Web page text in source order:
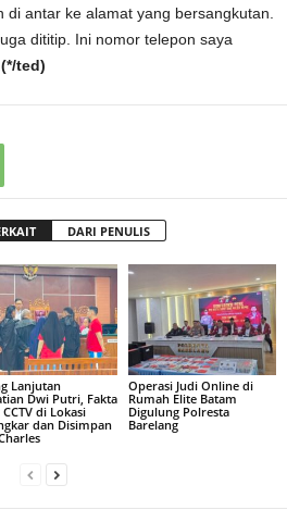
di antar ke alamat yang bersangkutan.
dititip. Ini nomor telepon saya
(*/ted)
DARI PENULIS
Lanjutan
Dwi Putri, Fakta
di Lokasi
dan Disimpan
Operasi Judi Online di
Rumah Elite Batam
Digulung Polresta
Barelang